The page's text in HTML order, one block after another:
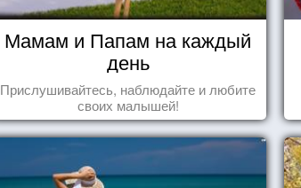
Мамам и Папам на каждый
день
Прислушивайтесь, наблюдайте и любите
своих малышей!